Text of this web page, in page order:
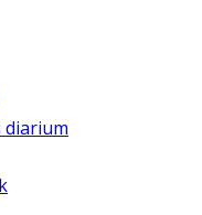
diarium